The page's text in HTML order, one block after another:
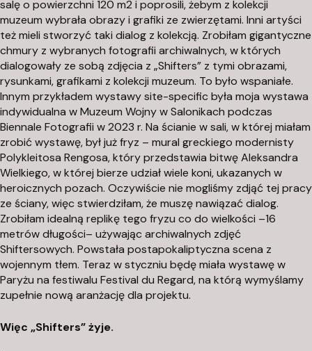
salę o powierzchni 120 m2 i poprosili, żebym z kolekcji
muzeum wybrała obrazy i grafiki ze zwierzętami. Inni artyści
też mieli stworzyć taki dialog z kolekcją. Zrobiłam gigantyczne
chmury z wybranych fotografii archiwalnych, w których
dialogowały ze sobą zdjęcia z „Shifters” z tymi obrazami,
rysunkami, grafikami z kolekcji muzeum. To było wspaniałe.
Innym przykładem wystawysite-specificbyła moja wystawa
indywidualna w Muzeum Wojny w Salonikach podczas
Biennale Fotografii w 2023 r. Na ścianie w sali, w której miałam
zrobić wystawę, był już fryz – mural greckiego modernisty
Polykleitosa Rengosa, który przedstawia bitwę Aleksandra
Wielkiego, w której bierze udział wiele koni, ukazanych w
heroicznych pozach. Oczywiście nie mogliśmy zdjąć tej pracy
ze ściany, więc stwierdziłam, że muszę nawiązać dialog.
Zrobiłam idealną replikę tego fryzu co do wielkości –16
metrów długości– używając archiwalnych zdjęć
Shiftersowych. Powstała postapokaliptyczna scena z
wojennym tłem. Teraz w styczniu będę miała wystawę w
Paryżu na festiwalu Festival du Regard, na którą wymyślamy
zupełnie nową aranżację dla projektu.
Więc „Shifters” żyje.